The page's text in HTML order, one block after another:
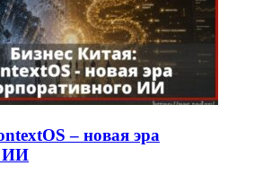
– новая эра
ИИ